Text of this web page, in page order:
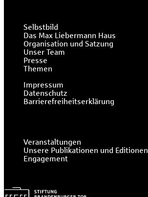
Selbstbild
Das Max Liebermann Haus
Organisation und Satzung
Unser Team
Presse
Themen
Impressum
Datenschutz
Barrierefreiheitserklärung
Veranstaltungen
Unsere Publikationen und Editionen
Engagement